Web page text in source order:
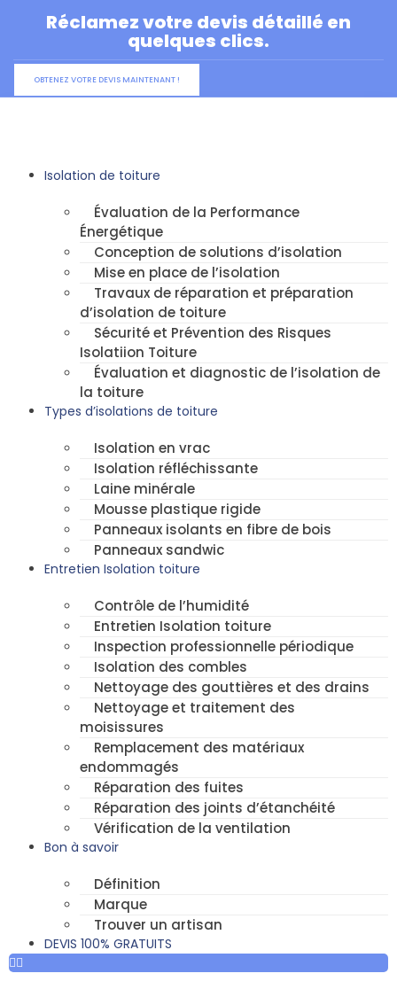
Réclamez votre devis détaillé en
quelques clics.
OBTENEZ VOTRE DEVIS MAINTENANT !
Isolation de toiture
Évaluation de la Performance
Énergétique
Conception de solutions d’isolation
Mise en place de l’isolation
Travaux de réparation et préparation
d’isolation de toiture
Sécurité et Prévention des Risques
Isolatiion Toiture
Évaluation et diagnostic de l’isolation de
la toiture
Types d’isolations de toiture
Isolation en vrac
Isolation réfléchissante
Laine minérale
Mousse plastique rigide
Panneaux isolants en fibre de bois
Panneaux sandwic
Entretien Isolation toiture
Contrôle de l’humidité
Entretien Isolation toiture
Inspection professionnelle périodique
Isolation des combles
Nettoyage des gouttières et des drains
Nettoyage et traitement des
moisissures
Remplacement des matériaux
endommagés
Réparation des fuites
Réparation des joints d’étanchéité
Vérification de la ventilation
Bon à savoir
Définition
Marque
Trouver un artisan
DEVIS 100% GRATUITS